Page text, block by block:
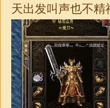
天出发叫声也不精